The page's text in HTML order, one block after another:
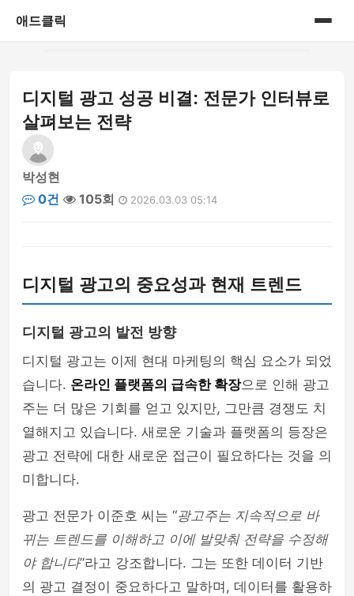
애드클릭
게시판
디지털 광고 성공 비결: 전문가 인터뷰로
살펴보는 전략
박성현
0건
105회 2026.03.03 05:14
디지털 광고의 중요성과 현재 트렌드
디지털 광고의 발전 방향
디지털 광고는 이제 현대 마케팅의 핵심 요소가 되었
습니다. 온라인 플랫폼의 급속한 확장으로 인해 광고
주는 더 많은 기회를 얻고 있지만, 그만큼 경쟁도 치
열해지고 있습니다. 새로운 기술과 플랫폼의 등장은
광고 전략에 대한 새로운 접근이 필요하다는 것을 의
미합니다.
광고 전문가 이준호 씨는 “광고주는 지속적으로 바
뀌는 트렌드를 이해하고 이에 발맞춰 전략을 수정해
야 합니다”라고 강조합니다. 그는 또한 데이터 기반
의 광고 결정이 중요하다고 말하며, 데이터를 활용하